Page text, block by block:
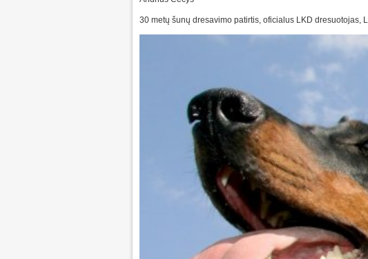
30 metų šunų dresavimo patirtis, oficialus LKD